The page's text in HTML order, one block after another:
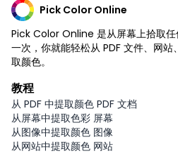
Pick Color Online
Pick Color Online 是从屏幕上拾取
一次，你就能轻松从 PDF 文件、网
取颜色。
教程
从 PDF 中提取颜色 PDF 文档
从屏幕中提取色彩 屏幕
从图像中提取颜色 图像
从网站中提取颜色 网站